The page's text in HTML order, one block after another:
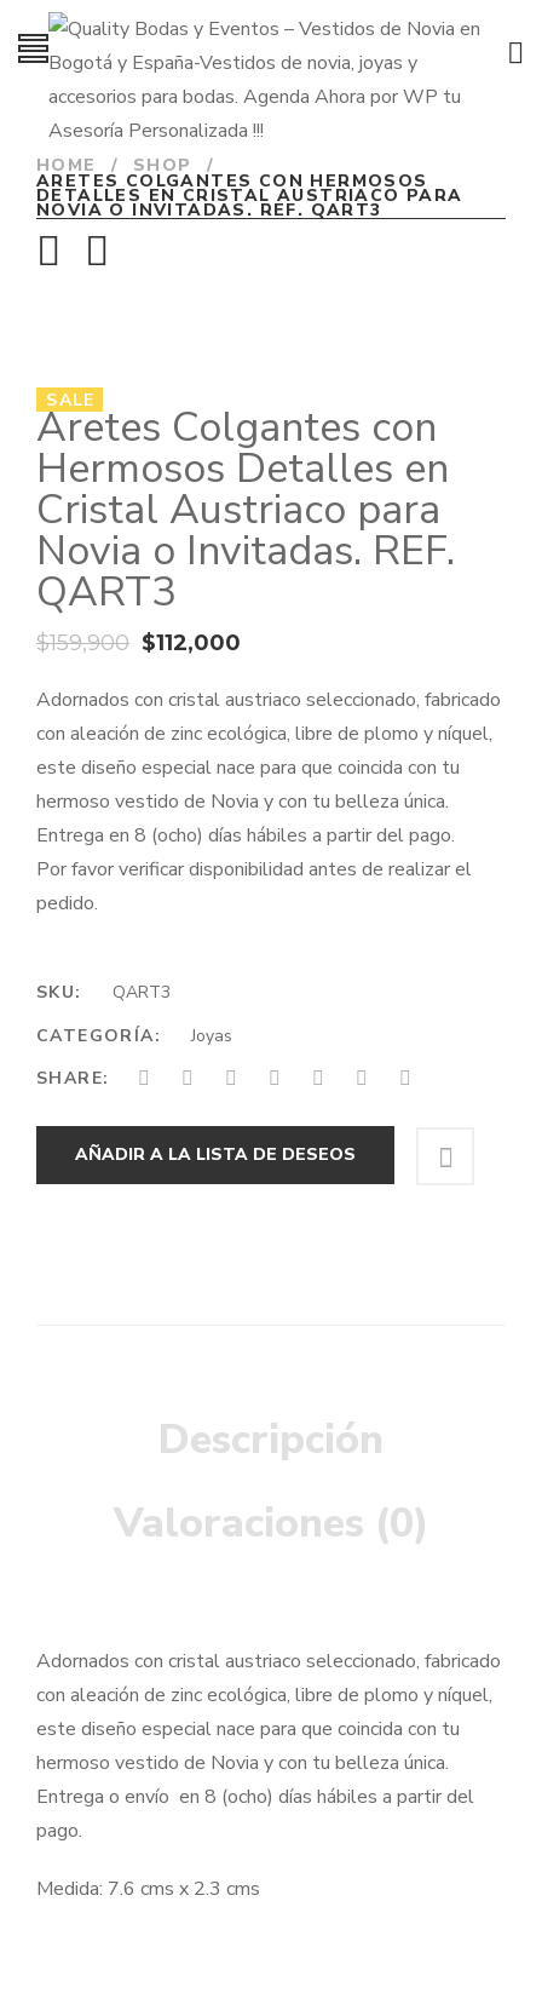
HOME / SHOP /
ARETES COLGANTES CON HERMOSOS
DETALLES EN CRISTAL AUSTRIACO PARA
NOVIA O INVITADAS. REF. QART3
SALE
Aretes Colgantes con
Hermosos Detalles en
Cristal Austriaco para
Novia o Invitadas. REF.
QART3
$159,900 El
$159,900.
$112,000
$112,000.
Adornados con cristal austriaco seleccionado, fabricado
con aleación de zinc ecológica, libre de plomo y níquel,
este diseño especial nace para que coincida con tu
hermoso vestido de Novia y con tu belleza única.
Entrega en 8 (ocho) días hábiles a partir del pago.
Por favor verificar disponibilidad antes de realizar el
pedido.
SKU:
QART3
CATEGORÍA:
Joyas
SHARE:
AÑADIR A LA LISTA DE DESEOS
Descripción
Valoraciones (0)
Adornados con cristal austriaco seleccionado, fabricado
con aleación de zinc ecológica, libre de plomo y níquel,
este diseño especial nace para que coincida con tu
hermoso vestido de Novia y con tu belleza única.
Entrega o envío en 8 (ocho) días hábiles a partir del
pago.
Medida: 7.6 cms x 2.3 cms